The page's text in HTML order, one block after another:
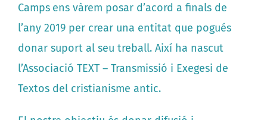
Camps ens vàrem posar d’acord a finals de
l’any 2019 per crear una entitat que pogués
donar suport al seu treball. Així ha nascut
l’Associació TEXT – Transmissió i Exegesi de
Textos del cristianisme antic.